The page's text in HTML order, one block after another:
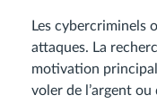
Les cybercriminels
attaques. La
motivation
voler de l’argent ou